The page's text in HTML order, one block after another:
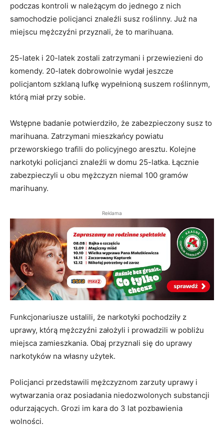
podczas kontroli w należącym do jednego z nich
samochodzie policjanci znaleźli susz roślinny. Już na
miejscu mężczyźni przyznali, że to marihuana.
25-latek i 20-latek zostali zatrzymani i przewiezieni do
komendy. 20-latek dobrowolnie wydał jeszcze
policjantom szklaną lufkę wypełnioną suszem roślinnym,
którą miał przy sobie.
Wstępne badanie potwierdziło, że zabezpieczony susz to
marihuana. Zatrzymani mieszkańcy powiatu
przeworskiego trafili do policyjnego aresztu. Kolejne
narkotyki policjanci znaleźli w domu 25-latka. Łącznie
zabezpieczyli u obu mężczyzn niemal 100 gramów
marihuany.
Reklama
Funkcjonariusze ustalili, że narkotyki pochodziły z
uprawy, którą mężczyźni założyli i prowadzili w pobliżu
miejsca zamieszkania. Obaj przyznali się do uprawy
narkotyków na własny użytek.
Policjanci przedstawili mężczyznom zarzuty uprawy i
wytwarzania oraz posiadania niedozwolonych substancji
odurzających. Grozi im kara do 3 lat pozbawienia
wolności.